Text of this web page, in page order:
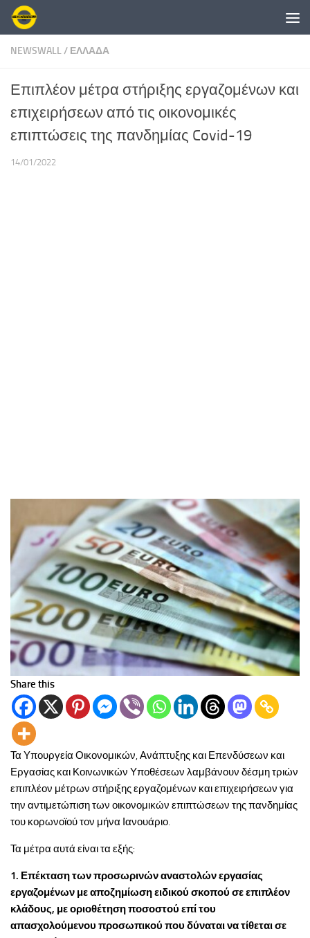
Skip to content
NEWSWALL/ ΕΛΛΑΔΑ
Επιπλέον μέτρα στήριξης εργαζομένων και
επιχειρήσεων από τις οικονομικές
επιπτώσεις της πανδημίας Covid-19
14/01/2022
Share this
Τα Υπουργεία Οικονομικών, Ανάπτυξης και Επενδύσεων και
Εργασίας και Κοινωνικών Υποθέσεων λαμβάνουν δέσμη τριών
επιπλέον μέτρων στήριξης εργαζομένων και επιχειρήσεων για
την αντιμετώπιση των οικονομικών επιπτώσεων της πανδημίας
του κορωνοϊού τον μήνα Ιανουάριο.
Τα μέτρα αυτά είναι τα εξής:
1. Επέκταση των προσωρινών αναστολών εργασίας
εργαζομένων με αποζημίωση ειδικού σκοπού σε επιπλέον
κλάδους, με οριοθέτηση ποσοστού επί του
απασχολούμενου προσωπικού που δύναται να τίθεται σε